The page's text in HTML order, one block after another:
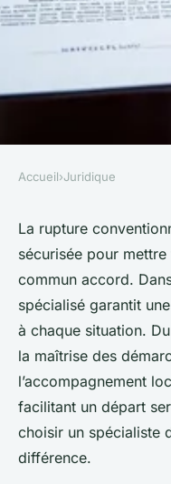
Rupture
l'expert
Ayden•15 août 2025 •4
Accueil›Juridique
La rupture
sécurisée pour
commun accord.
spécialisé garantit
à chaque situation.
la maîtrise des
l’accompagnement
facilitant un départ
choisir un spécialiste
différence.